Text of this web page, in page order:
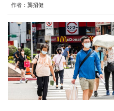
腦「傻傻存」，更多人定期定額。
增，定期定額的報酬率也可能不如
股」加速累積財富的速度？本刊特
股息》作者郭勝與不敗教主暨存股
精彩內容： Q：先請郭老師談談什
5,000 元為例，算一下存股 20 年
鮮人若每
作者： 龔招健